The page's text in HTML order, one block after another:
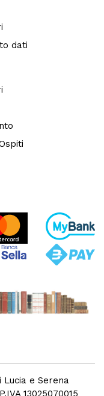
dati
Lucia e Serena
13025070015